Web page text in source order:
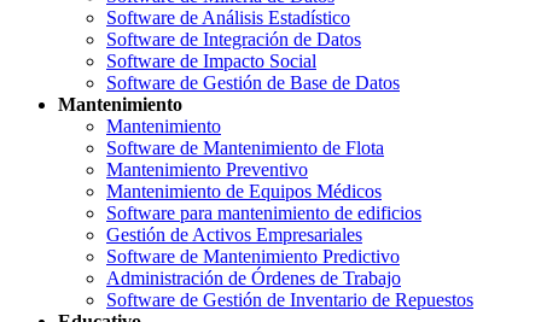
Software de Análisis Estadístico
Software de Integración de Datos
Software de Impacto Social
Software de Gestión de Base de Datos
Mantenimiento
Mantenimiento
Software de Mantenimiento de Flota
Mantenimiento Preventivo
Mantenimiento de Equipos Médicos
Software para mantenimiento de edificios
Gestión de Activos Empresariales
Software de Mantenimiento Predictivo
Administración de Órdenes de Trabajo
Software de Gestión de Inventario de Repuestos